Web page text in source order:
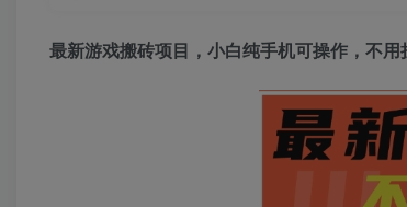
最新游戏搬砖项目，小白纯手机可操作，不